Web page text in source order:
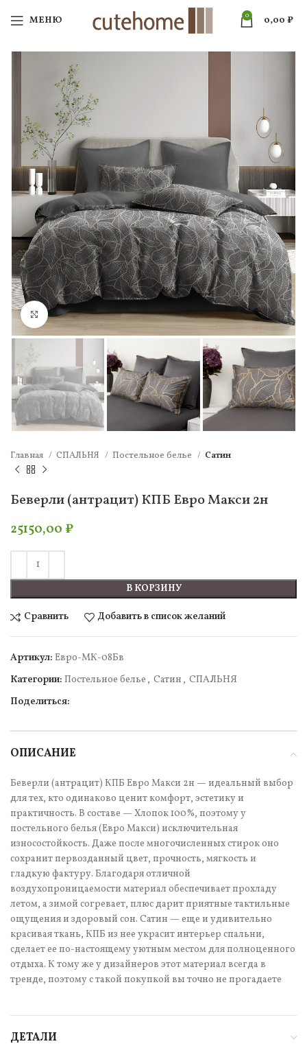
МЕНЮ 0 0,00 ₽
Нажмите, чтобы увеличить
Главная СПАЛЬНЯ Постельное белье Сатин
Беверли (антрацит) КПБ Евро Макси 2н
25150,00 ₽
В КОРЗИНУ
Сравнить Добавить в список желаний
Артикул: Евро-МК-08Бв
Категории: Постельное белье , Сатин , СПАЛЬНЯ
Поделиться:
ОПИСАНИЕ
Беверли (антрацит) КПБ Евро Макси 2н — идеальный выбор
для тех, кто одинаково ценит комфорт, эстетику и
практичность. В составе — Хлопок 100%, поэтому у
постельного белья (Евро Макси) исключительная
износостойкость. Даже после многочисленных стирок оно
сохранит первозданный цвет, прочность, мягкость и
гладкую фактуру. Благодаря отличной
воздухопроницаемости материал обеспечивает прохладу
летом, а зимой согревает, плюс дарит приятные тактильные
ощущения и здоровый сон. Сатин — еще и удивительно
красивая ткань, КПБ из нее украсит интерьер спальни,
сделает ее по-настоящему уютным местом для полноценного
отдыха. К тому же у дизайнеров этот материал всегда в
тренде, поэтому с такой покупкой вы точно не прогадаете
ДЕТАЛИ